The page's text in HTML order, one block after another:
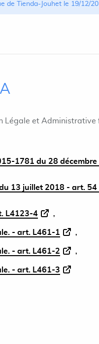
de Tienda-Jouhet le 19/12/
Légale et
1781 du 28
13 juillet 2018 - art. 54
L4123-4
- art. L461-1
- art. L461-2
- art. L461-3